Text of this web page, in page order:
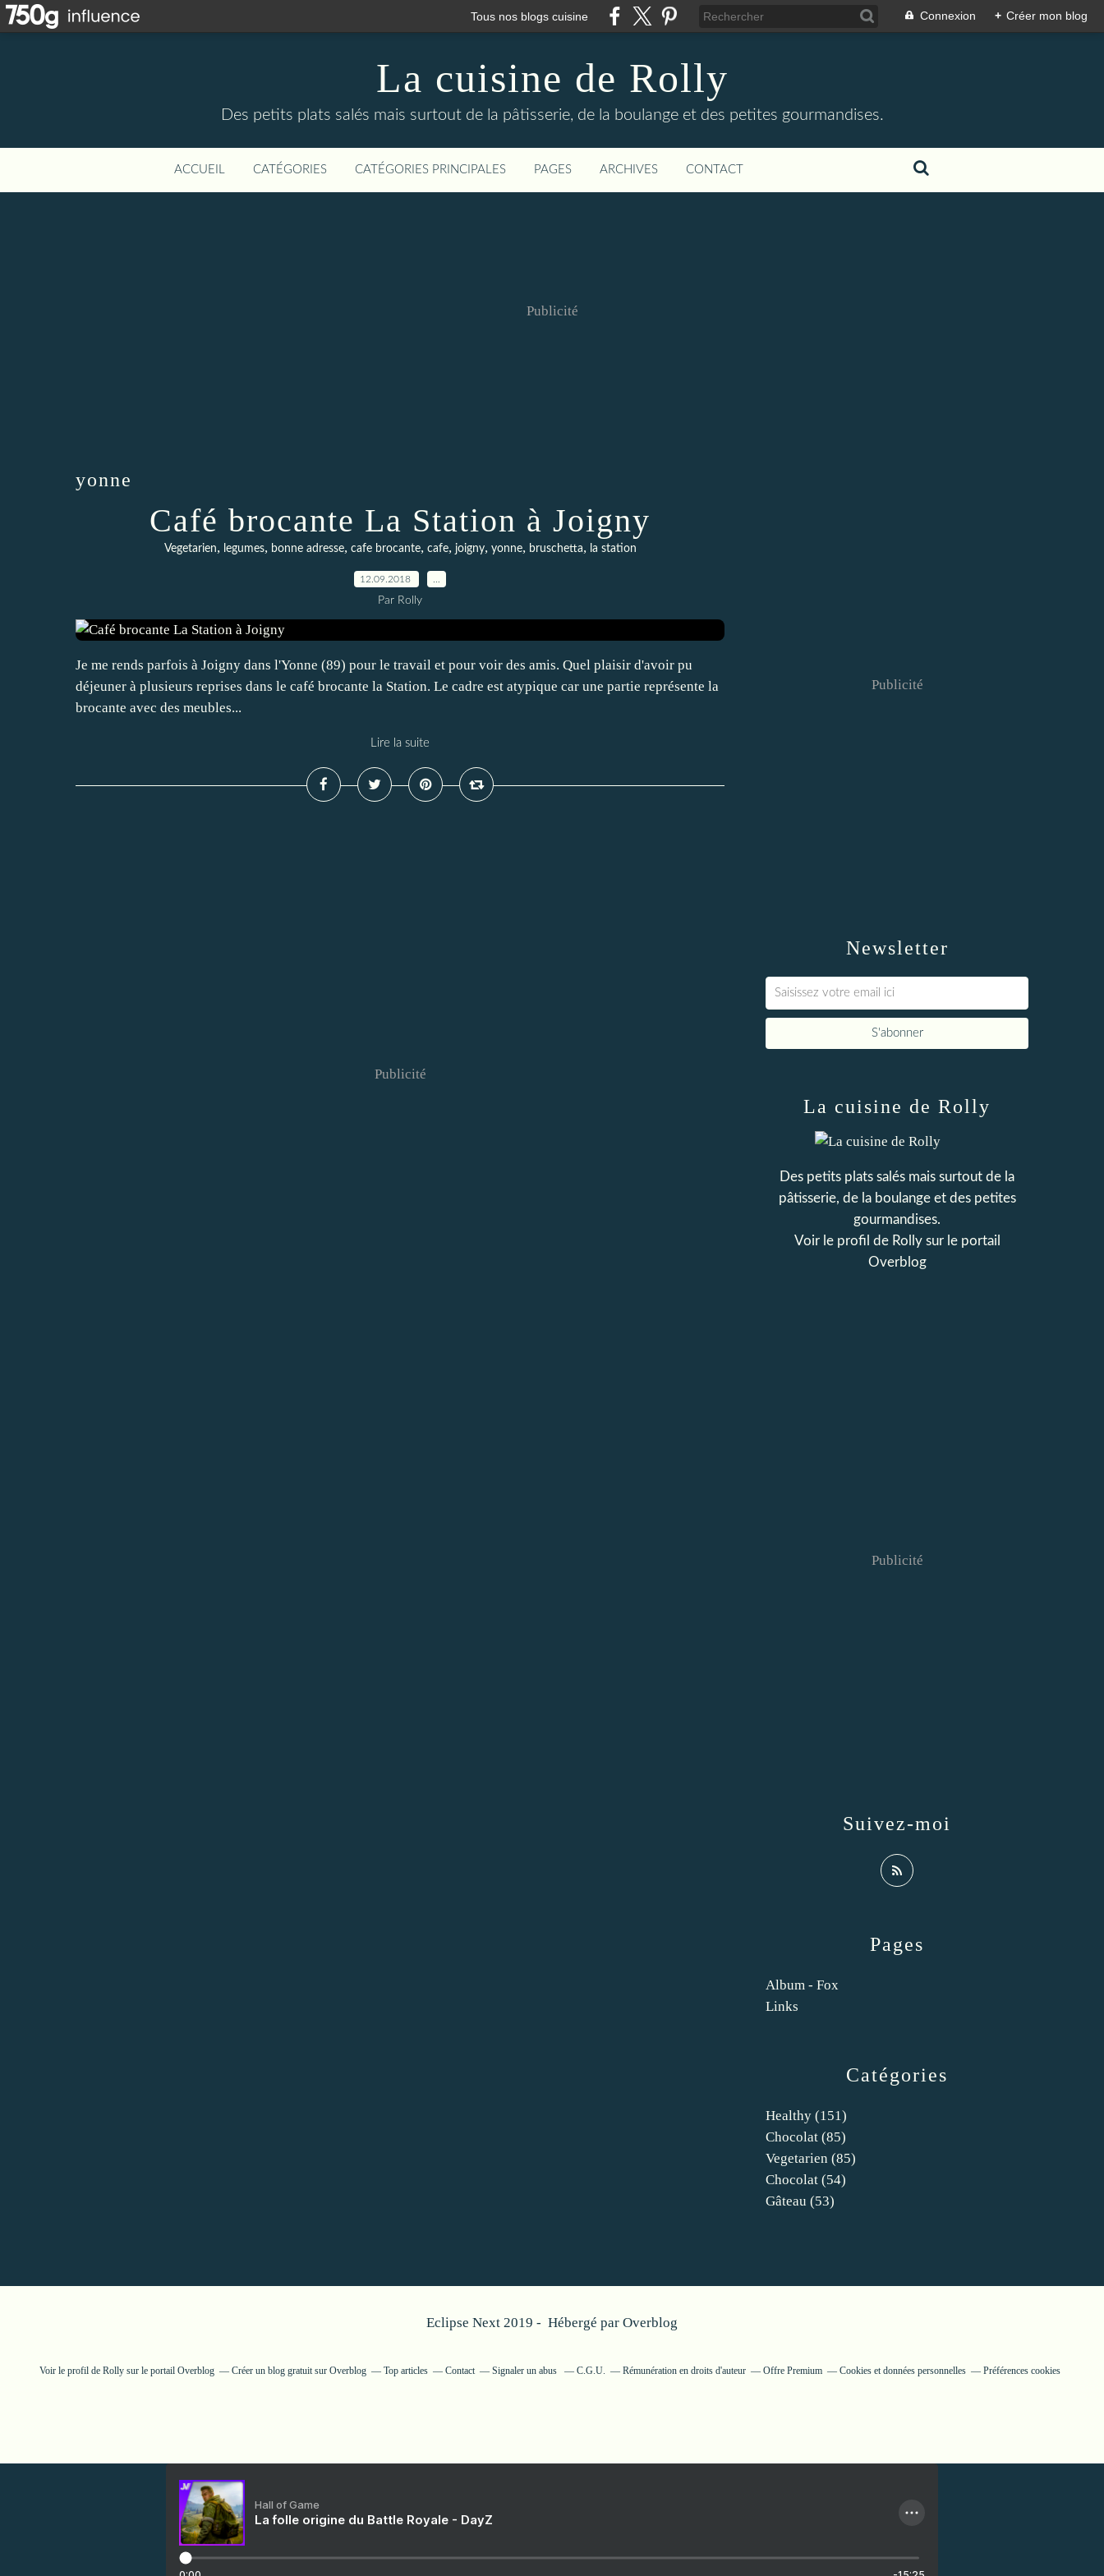
Tous nos blogs cuisine Connexion + Créer mon blog
La cuisine de Rolly
Des petits plats salés mais surtout de la pâtisserie, de la boulange et des petites gourmandises.
ACCUEIL CATÉGORIES CATÉGORIES PRINCIPALES PAGES ARCHIVES CONTACT
Publicité
yonne
Café brocante La Station à Joigny
Vegetarien, legumes, bonne adresse, cafe brocante, cafe, joigny, yonne, bruschetta, la station
12.09.2018
Par Rolly
Je me rends parfois à Joigny dans l'Yonne (89) pour le travail et pour voir des amis. Quel plaisir d'avoir pu
déjeuner à plusieurs reprises dans le café brocante la Station. Le cadre est atypique car une partie représente la
brocante avec des meubles...
Lire la suite
Publicité
Newsletter
Publicité
Catégories
Healthy (151)
Chocolat (85)
Vegetarien (85)
Chocolat (54)
Gâteau (53)
Pages
Album - Fox
Links
La cuisine de Rolly
Des petits plats salés mais surtout de la
pâtisserie, de la boulange et des petites
gourmandises.
Voir le profil de Rollysur le portail
Overblog
Suivez-moi
Publicité
Eclipse Next 2019 - Hébergé par Overblog
Voir le profil de Rollysur le portail Overblog Créer un blog gratuit sur Overblog Top articles Contact Signaler un abus C.G.U. Rémunération en droits d'auteur Offre Premium Cookies et données personnelles Préférences cookies
Hall of Game
La folle origine du Battle Royale - DayZ